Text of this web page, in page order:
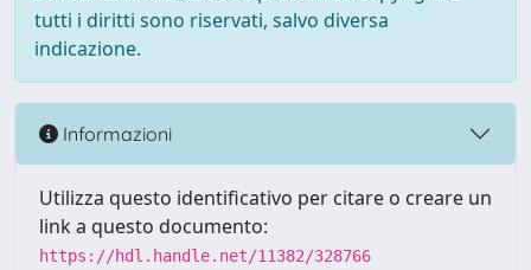
tutti i diritti sono riservati, salvo diversa
indicazione.
Informazioni
Utilizza questo identificativo per citare o creare un
link a questo documento:
https://hdl.handle.net/11382/328766